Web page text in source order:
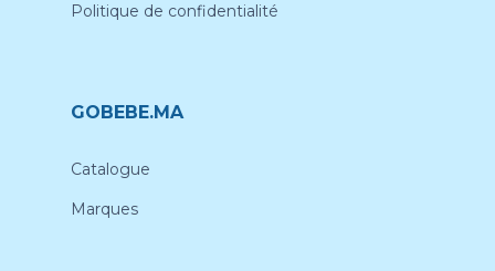
Politique de confidentialité
GOBEBE.MA
Catalogue
Marques